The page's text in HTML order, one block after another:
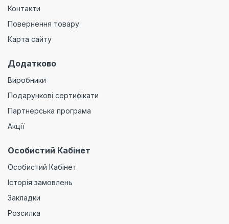
Контакти
Повернення товару
Карта сайту
Додатково
Виробники
Подарункові сертифікати
Партнерська програма
Акції
Особистий Кабінет
Особистий Кабінет
Історія замовлень
Закладки
Розсилка